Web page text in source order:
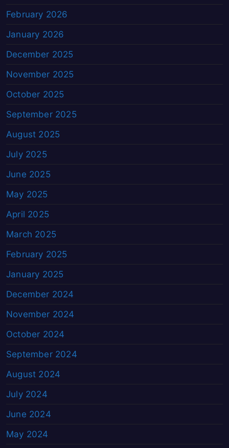
February 2026
January 2026
December 2025
November 2025
October 2025
September 2025
August 2025
July 2025
June 2025
May 2025
April 2025
March 2025
February 2025
January 2025
December 2024
November 2024
October 2024
September 2024
August 2024
July 2024
June 2024
May 2024